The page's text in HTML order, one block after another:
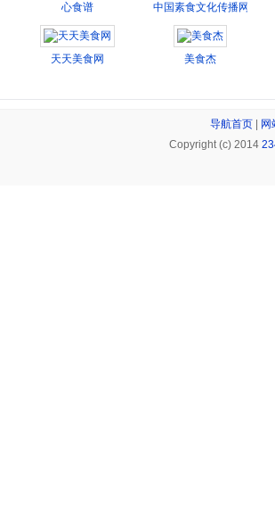
心食谱 中国素食文化传播网
天天美食网 美食杰
导航首页|
网
Copyright (c) 2014